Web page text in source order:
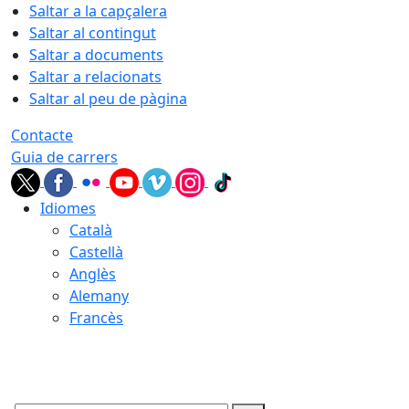
Saltar a la capçalera
Saltar al contingut
Saltar a documents
Saltar a relacionats
Saltar al peu de pàgina
Contacte
Guia de carrers
Idiomes
Català
Castellà
Anglès
Alemany
Francès